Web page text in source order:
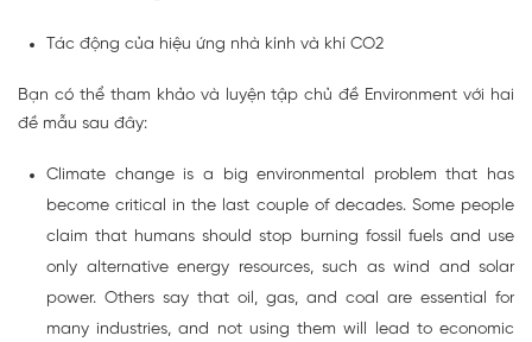
Tác động của hiệu ứng nhà kính và khí CO2
Bạn có thể tham khảo và luyện tập chủ đề Environment với hai
đề mẫu sau đây:
Climate change is a big environmental problem that has
become critical in the last couple of decades. Some people
claim that humans should stop burning fossil fuels and use
only alternative energy resources, such as wind and solar
power. Others say that oil, gas, and coal are essential for
many industries, and not using them will lead to economic